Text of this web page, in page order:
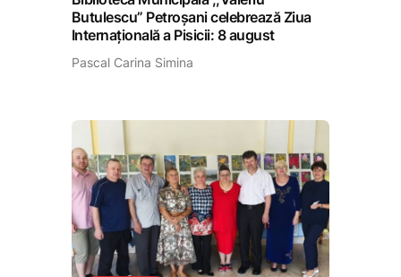
Butulescu” Petroșani celebrează Ziua
Internațională a Pisicii: 8 august
Pascal Carina Simina